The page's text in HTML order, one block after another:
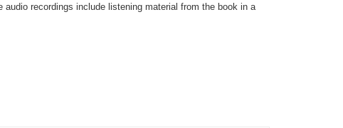
recordings include listening material from the book in a